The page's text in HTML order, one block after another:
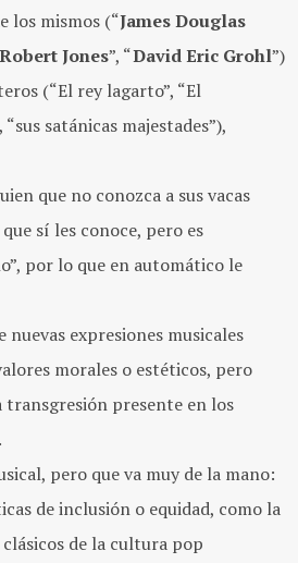
los mismos (“James Douglas
Jones”, “David Eric Grohl”)
(“El rey lagarto”, “El
satánicas majestades”),
que no conozca a sus vacas
sí les conoce, pero es
por lo que en automático le
expresiones musicales
morales o estéticos, pero
transgresión presente en los
pero que va muy de la mano:
de inclusión o equidad, como la
de la cultura pop